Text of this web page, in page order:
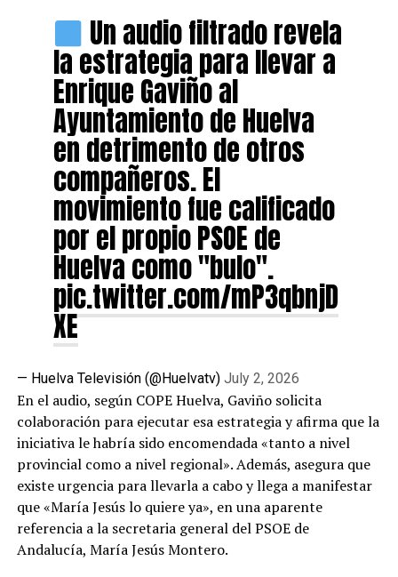
Un audio filtrado revela
la estrategia para llevar a
Enrique Gaviño al
Ayuntamiento de Huelva
en detrimento de otros
compañeros. El
movimiento fue calificado
por el propio PSOE de
Huelva como "bulo".
pic.twitter.com/mP3qbnjD
XE
— Huelva Televisión (@Huelvatv) July 2, 2026
En el audio, según COPE Huelva, Gaviño solicita
colaboración para ejecutar esa estrategia y afirma que la
iniciativa le habría sido encomendada «tanto a nivel
provincial como a nivel regional». Además, asegura que
existe urgencia para llevarla a cabo y llega a manifestar
que «María Jesús lo quiere ya», en una aparente
referencia a la secretaria general del PSOE de
Andalucía, María Jesús Montero.